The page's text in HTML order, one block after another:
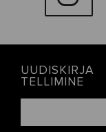
UUDISKIRJA
TELLIMINE